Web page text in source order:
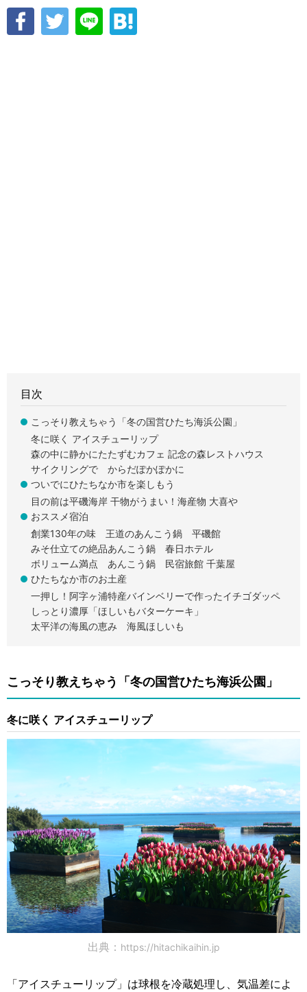
目次
こっそり教えちゃう「冬の国営ひたち海浜公園」
冬に咲く アイスチューリップ
森の中に静かにたたずむカフェ 記念の森レストハウス
サイクリングで からだぽかぽかに
ついでにひたちなか市を楽しもう
目の前は平磯海岸 干物がうまい！海産物 大喜や
おススメ宿泊
創業130年の味 王道のあんこう鍋 平磯館
みそ仕立ての絶品あんこう鍋 春日ホテル
ボリューム満点 あんこう鍋 民宿旅館 千葉屋
ひたちなか市のお土産
一押し！阿字ヶ浦特産バインベリーで作ったイチゴダッペ
しっとり濃厚「ほしいもバターケーキ」
太平洋の海風の恵み 海風ほしいも
こっそり教えちゃう「冬の国営ひたち海浜公園」
冬に咲く アイスチューリップ
出典： https://hitachikaihin.jp
「アイスチューリップ」は球根を冷蔵処理し、気温差によ